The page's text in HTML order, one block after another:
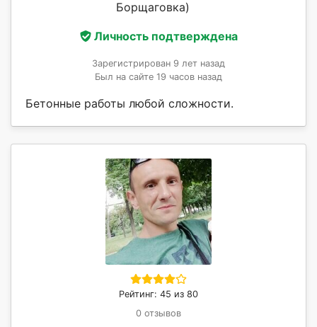
Борщаговка)
Личность подтверждена
Зарегистрирован 9 лет назад
Был на сайте 19 часов назад
Бетонные работы любой сложности.
Рейтинг: 45 из 80
0 отзывов